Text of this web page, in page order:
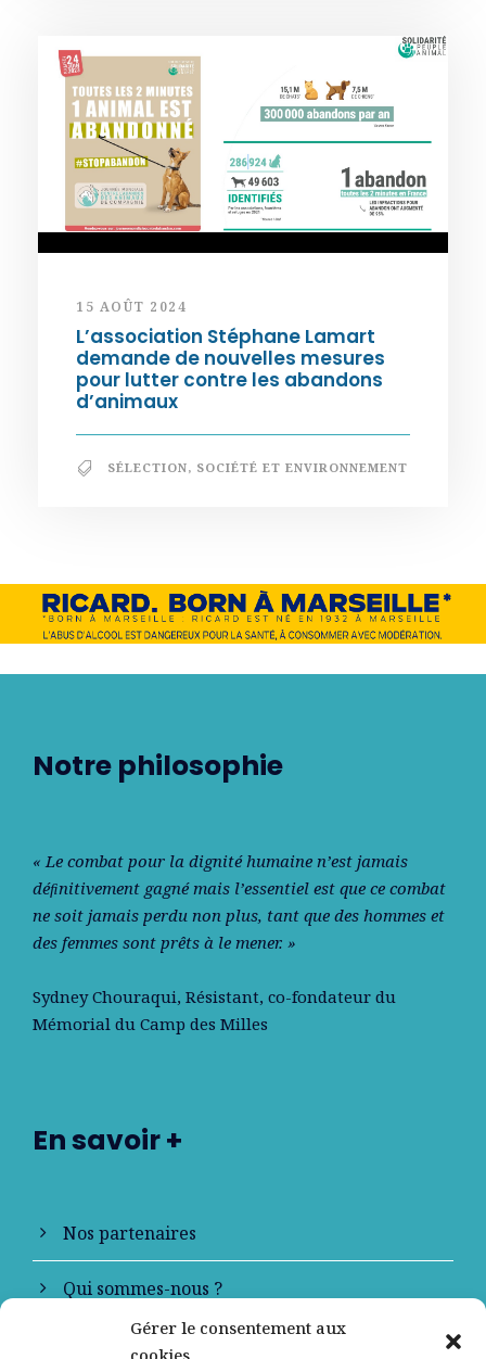
Gérer le consentement aux
cookies
15 AOÛT 2024
L’association Stéphane Lamart
demande de nouvelles mesures
pour lutter contre les abandons
d’animaux
SÉLECTION, SOCIÉTÉ ET ENVIRONNEMENT
Notre philosophie
« Le combat pour la dignité humaine n’est jamais
déﬁnitivement gagné mais l’essentiel est que ce combat
ne soit jamais perdu non plus, tant que des hommes et
des femmes sont prêts à le mener. »
Sydney Chouraqui, Résistant, co-fondateur du
Mémorial du Camp des Milles
En savoir +
Nos partenaires
Qui sommes-nous ?
Contactez-nous